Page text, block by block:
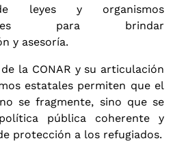
leyes y organismos
para brindar
y asesoría.
la CONAR y su articulación
estatales permiten que el
se fragmente, sino que se
pública coherente y
protección a los refugiados.